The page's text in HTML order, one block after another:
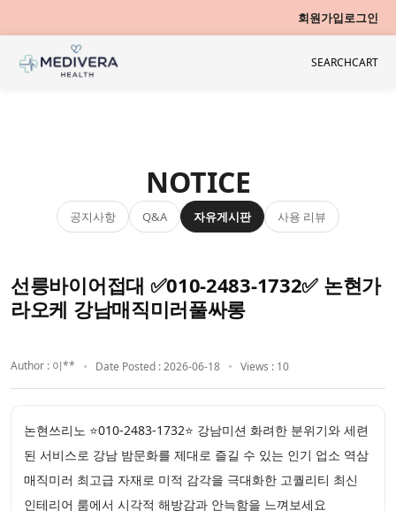
회원가입로그인
SEARCHCART
NOTICE
공지사항 Q&A 자유게시판 사용 리뷰
선릉바이어접대 ✅010-2483-1732✅ 논현가
라오케 강남매직미러풀싸롱
Author : 이** Date Posted : 2026-06-18 Views : 10
논현쓰리노 ⭐010-2483-1732⭐ 강남미션 화려한 분위기와 세련
된 서비스로 강남 밤문화를 제대로 즐길 수 있는 인기 업소 역삼
매직미러 최고급 자재로 미적 감각을 극대화한 고퀄리티 최신
인테리어 룸에서 시각적 해방감과 안늑함을 느껴보세요